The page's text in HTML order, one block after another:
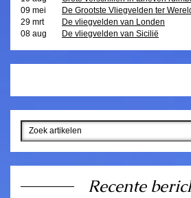
09 mei
De Grootste Vliegvelden ter
29 mrt
De vliegvelden van Londen
08 aug
De vliegvelden van Sicilië
Recente